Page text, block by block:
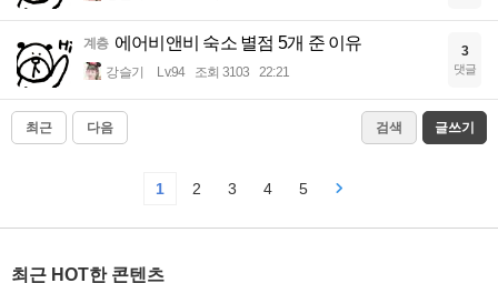
계층 에어비앤비 숙소 별점 5개 준 이유
강슬기 Lv.94 조회 3103 22:21
3
댓글
최근 다음 검색 글쓰기
1 2 3 4 5
최근 HOT한 콘텐츠